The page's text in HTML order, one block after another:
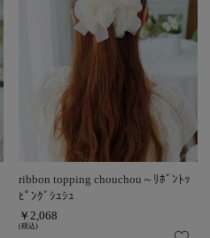
ribbon topping chouchou～ﾘﾎﾞﾝﾄｯ
ﾋﾟﾝｸﾞｼｭｼｭ
￥2,068
(税込)